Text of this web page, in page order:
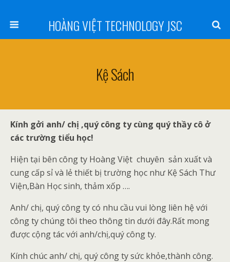
HOÀNG VIỆT TECHNOLOGY JSC
Kệ Sách
Kính gởi anh/ chị ,quý công ty cùng quý thầy cô ở
các trường tiểu học!
Hiện tại bên công ty Hoàng Việt chuyên sản xuất và
cung cấp sỉ và lẻ thiết bị trường học như Kệ Sách Thư
Viện,Bàn Học sinh, thảm xốp ….
Anh/ chị, quý công ty có nhu cầu vui lòng liên hệ với
công ty chúng tôi theo thông tin dưới đây.Rất mong
được cộng tác với anh/chị,quý công ty.
Kính chúc anh/ chị, quý công ty sức khỏe,thành công.